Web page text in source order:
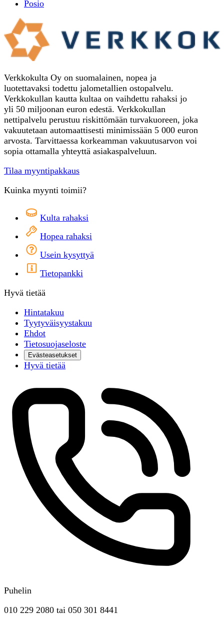
Posio
Verkkokulta Oy on suomalainen, nopea ja
luotettavaksi todettu jalometallien ostopalvelu.
Verkkokullan kautta kultaa on vaihdettu rahaksi jo
yli 50 miljoonan euron edestä. Verkkokullan
nettipalvelu perustuu riskittömään turvakuoreen, joka
vakuutetaan automaattisesti minimissään 5 000 euron
arvosta. Tarvittaessa korkeamman vakuutusarvon voi
sopia ottamalla yhteyttä asiakaspalveluun.
Tilaa myyntipakkaus
Kuinka myynti toimii?
Kulta rahaksi
Hopea rahaksi
Usein kysyttyä
Tietopankki
Hyvä tietää
Hintatakuu
Tyytyväisyystakuu
Ehdot
Tietosuojaseloste
Evästeasetukset
Hyvä tietää
Puhelin
010 229 2080 tai 050 301 8441